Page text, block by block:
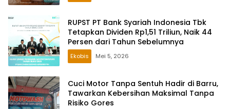
RUPST PT Bank Syariah Indonesia Tbk
Tetapkan Dividen Rp1,51 Triliun, Naik 44
Persen dari Tahun Sebelumnya
Ekobis Mei 5, 2026
Cuci Motor Tanpa Sentuh Hadir di Barru,
Tawarkan Kebersihan Maksimal Tanpa
Risiko Gores